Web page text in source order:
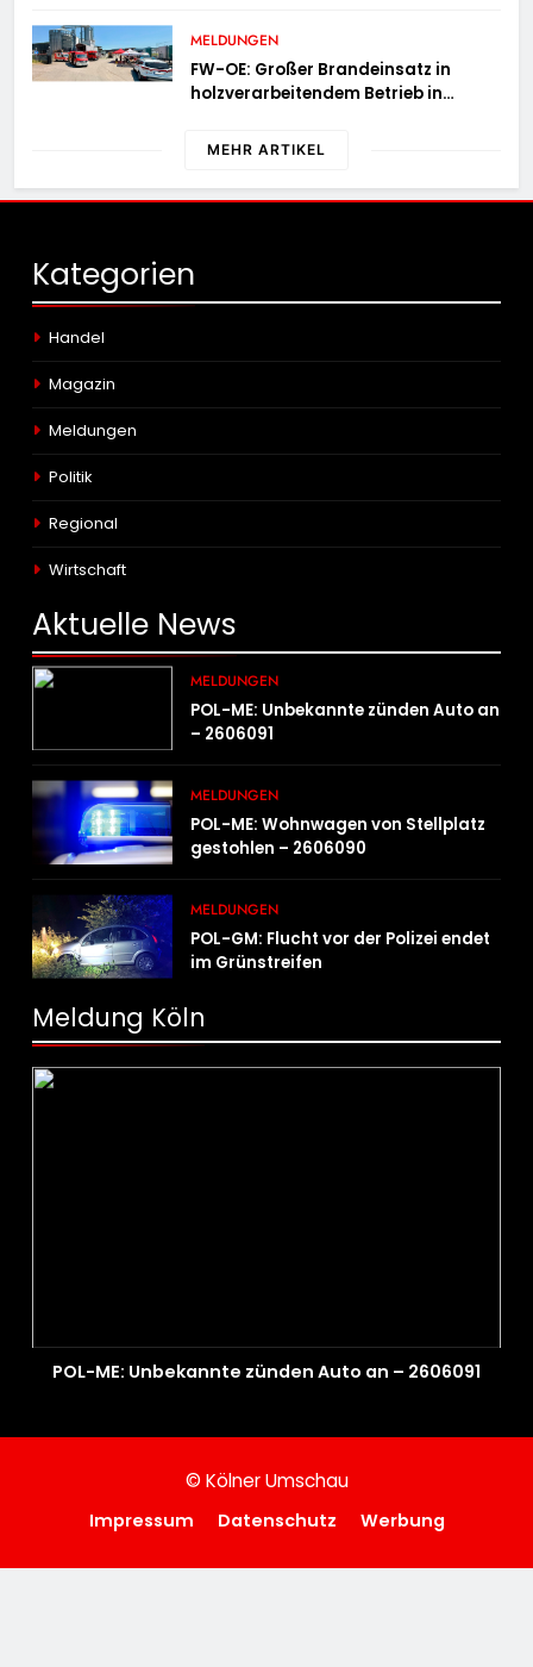
MELDUNGEN
FW-OE: Großer Brandeinsatz in
holzverarbeitendem Betrieb in
13 Stunden
MEHR ARTIKEL
Kategorien
Handel
Magazin
Meldungen
Politik
Regional
Wirtschaft
Aktuelle News
MELDUNGEN
POL-ME: Unbekannte zünden Auto an
– 2606091
MELDUNGEN
POL-ME: Wohnwagen von Stellplatz
gestohlen – 2606090
MELDUNGEN
POL-GM: Flucht vor der Polizei endet
im Grünstreifen
Meldung Köln
POL-ME: Unbekannte zünden Auto an – 2606091
© Kölner Umschau
Impressum Datenschutz Werbung